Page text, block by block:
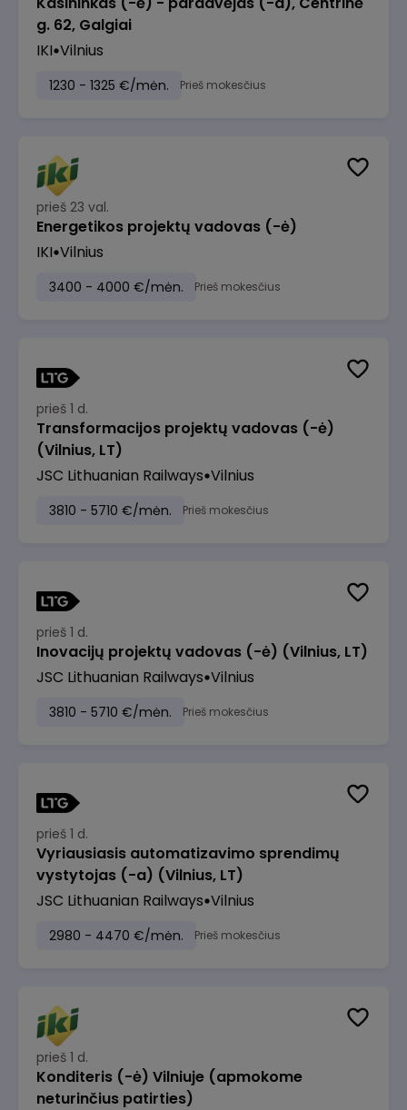
g. 62, Galgiai
IKI Vilnius
1230 - 1325 €/mėn. Prieš mokesčius
prieš 23 val.
Energetikos projektų vadovas (-ė)
IKI Vilnius
3400 - 4000 €/mėn. Prieš mokesčius
prieš 1 d.
Transformacijos projektų vadovas (-ė)
(Vilnius, LT)
JSC Lithuanian Railways Vilnius
3810 - 5710 €/mėn. Prieš mokesčius
prieš 1 d.
Inovacijų projektų vadovas (-ė) (Vilnius, LT)
JSC Lithuanian Railways Vilnius
3810 - 5710 €/mėn. Prieš mokesčius
prieš 1 d.
Vyriausiasis automatizavimo sprendimų
vystytojas (-a) (Vilnius, LT)
JSC Lithuanian Railways Vilnius
2980 - 4470 €/mėn. Prieš mokesčius
prieš 1 d.
Konditeris (-ė) Vilniuje (apmokome
neturinčius patirties)